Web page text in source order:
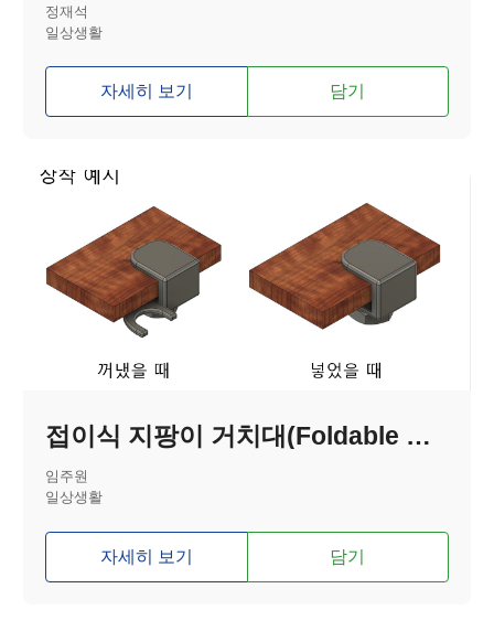
정재석
일상생활
자세히 보기 담기
접이식 지팡이 거치대(Foldable Cane Holder)
임주원
일상생활
자세히 보기 담기